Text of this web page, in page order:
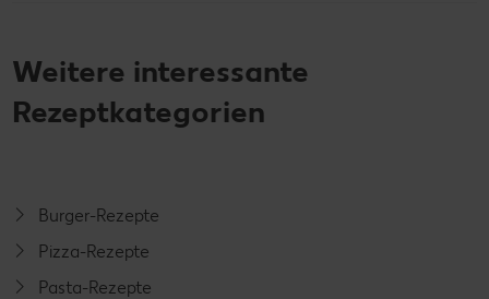
Weitere interessante
Rezeptkategorien
Burger-Rezepte
Pizza-Rezepte
Pasta-Rezepte